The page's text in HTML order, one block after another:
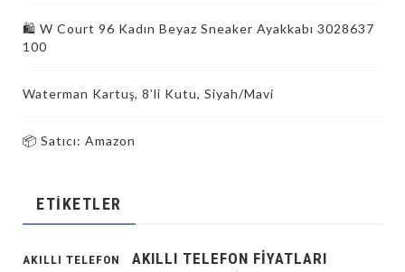
🛍️ W Court 96 Kadın Beyaz Sneaker Ayakkabı 3028637
100
Waterman Kartuş, 8’li Kutu, Siyah/Mavi
📦 Satıcı: Amazon
ETIKETLER
AKILLI TELEFON AKILLI TELEFON FIYATLARI